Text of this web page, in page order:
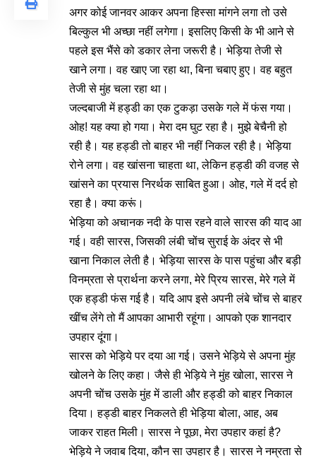
अगर कोई जानवर आकर अपना हिस्सा मांगने लगा तो उसे
बिल्कुल भी अच्छा नहीं लगेगा। इसलिए किसी के भी आने से
पहले इस भैंसे को डकार लेना जरूरी है। भेड़िया तेजी से
खाने लगा। वह खाए जा रहा था, बिना चबाए हुए। वह बहुत
तेजी से मुंह चला रहा था।
जल्दबाजी में हड्डी का एक टुकड़ा उसके गले में फंस गया।
ओह! यह क्या हो गया। मेरा दम घुट रहा है। मुझे बेचैनी हो
रही है। यह हड्डी तो बाहर भी नहीं निकल रही है। भेड़िया
रोने लगा। वह खांसना चाहता था, लेकिन हड्डी की वजह से
खांसने का प्रयास निरर्थक साबित हुआ। ओह, गले में दर्द हो
रहा है। क्या करूं।
भेड़िया को अचानक नदी के पास रहने वाले सारस की याद आ
गई। वही सारस, जिसकी लंबी चोंच सुराई के अंदर से भी
खाना निकाल लेती है। भेड़िया सारस के पास पहुंचा और बड़ी
विनम्रता से प्रार्थना करने लगा, मेरे प्रिय सारस, मेरे गले में
एक हड्डी फंस गई है। यदि आप इसे अपनी लंबे चोंच से बाहर
खींच लेंगे तो मैं आपका आभारी रहूंगा। आपको एक शानदार
उपहार दूंगा।
सारस को भेड़िये पर दया आ गई। उसने भेड़िये से अपना मुंह
खोलने के लिए कहा। जैसे ही भेड़िये ने मुंह खोला, सारस ने
अपनी चोंच उसके मुंह में डाली और हड्डी को बाहर निकाल
दिया। हड्डी बाहर निकलते ही भेड़िया बोला, आह, अब
जाकर राहत मिली। सारस ने पूछा, मेरा उपहार कहां है?
भेड़िये ने जवाब दिया, कौन सा उपहार है। सारस ने नम्रता से